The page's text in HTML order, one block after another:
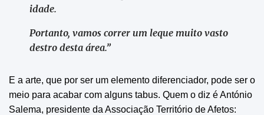
idade.
Portanto, vamos correr um leque muito vasto
destro desta área.”
E a arte, que por ser um elemento diferenciador, pode ser o
meio para acabar com alguns tabus. Quem o diz é António
Salema, presidente da Associação Território de Afetos: